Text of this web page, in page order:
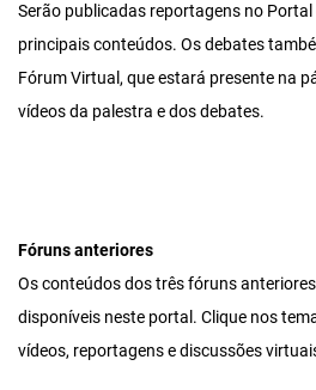
Serão publicadas reportagens no
principais conteúdos. Os debates
Fórum Virtual, que estará presente na
vídeos da palestra e dos debates.
Fóruns anteriores
Os conteúdos dos três fóruns
disponíveis neste portal. Clique nos
vídeos, reportagens e discussões